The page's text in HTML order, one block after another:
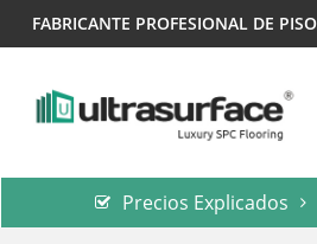
FABRICANTE PROFESIONAL DE
Precios Explicados